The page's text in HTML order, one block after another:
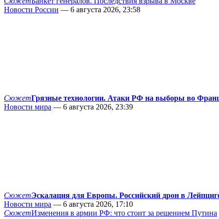
Новости России — 6 августа 2026, 23:58
СюжетГрязные технологии. Атаки РФ на выборы во
Новости мира — 6 августа 2026, 23:39
СюжетЭскалация для Европы. Российский дрон в
Новости мира — 6 августа 2026, 17:10
СюжетИзменения в армии РФ: что стоит за решением Путина